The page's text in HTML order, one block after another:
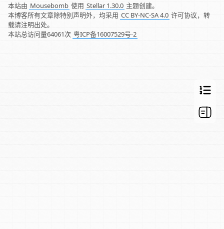
本站由 Mousebomb 使用 Stellar 1.30.0 主题创建。
本博客所有文章除特别声明外，均采用 CC BY-NC-SA 4.0 许可协议，转
载请注明出处。
本站总访问量64061次 粤ICP备16007529号-2